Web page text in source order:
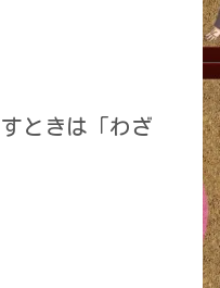
ときは「わざ